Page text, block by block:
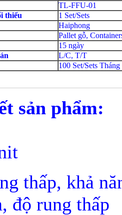
TL-FFU-01
thiểu
1 Set/Sets
Haiphong
Pallet gỗ,
15 ngày
L/C, T/T
100 Set/Sets Tháng
sản phẩm:
thấp, khả
độ rung thấp